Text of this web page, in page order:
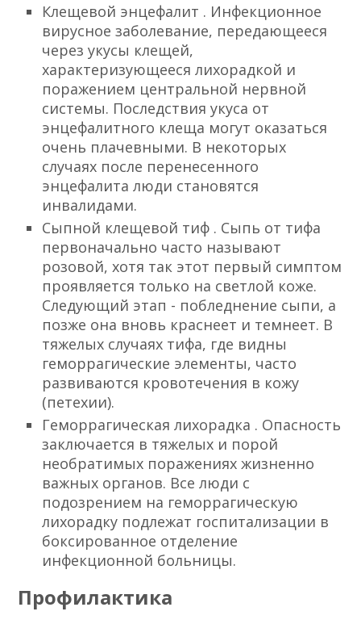
Клещевой энцефалит . Инфекционное
вирусное заболевание, передающееся
через укусы клещей,
характеризующееся лихорадкой и
поражением центральной нервной
системы. Последствия укуса от
энцефалитного клеща могут оказаться
очень плачевными. В некоторых
случаях после перенесенного
энцефалита люди становятся
инвалидами.
Сыпной клещевой тиф . Сыпь от тифа
первоначально часто называют
розовой, хотя так этот первый симптом
проявляется только на светлой коже.
Следующий этап - побледнение сыпи, а
позже она вновь краснеет и темнеет. В
тяжелых случаях тифа, где видны
геморрагические элементы, часто
развиваются кровотечения в кожу
(петехии).
Геморрагическая лихорадка . Опасность
заключается в тяжелых и порой
необратимых поражениях жизненно
важных органов. Все люди с
подозрением на геморрагическую
лихорадку подлежат госпитализации в
боксированное отделение
инфекционной больницы.
Профилактика